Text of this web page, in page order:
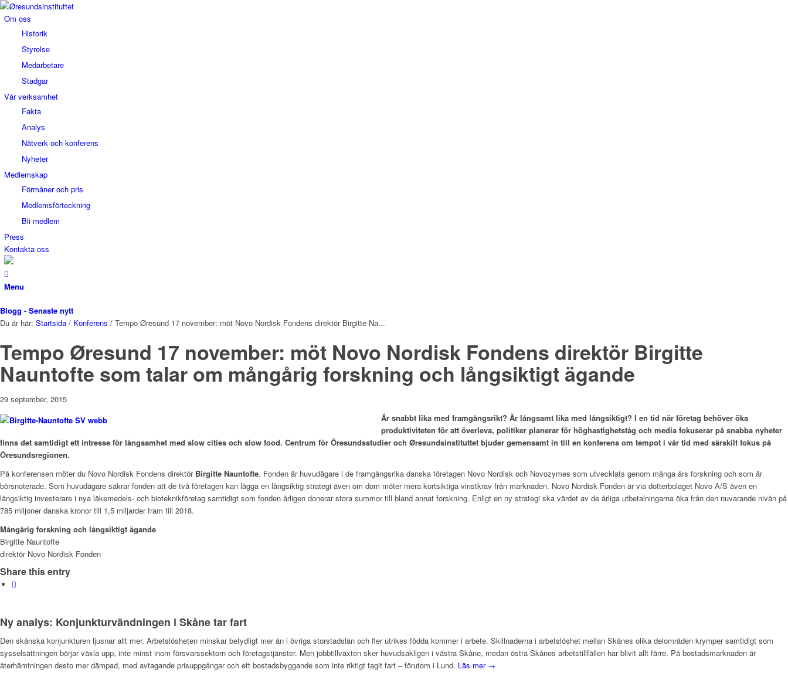
Om oss
Historik
Styrelse
Medarbetare
Stadgar
Vår verksamhet
Fakta
Analys
Nätverk och konferens
Nyheter
Medlemskap
Förmåner och pris
Medlemsförteckning
Bli medlem
Press
Kontakta oss
Menu
Blogg - Senaste nytt
Du är här: Startsida / Konferens / Tempo Øresund 17 november: möt Novo Nordisk Fondens direktör Birgitte Na...
Tempo Øresund 17 november: möt Novo Nordisk Fondens direktör Birgitte
Nauntofte som talar om mångårig forskning och långsiktigt ägande
29 september, 2015
Är snabbt lika med framgångsrikt? Är långsamt lika med långsiktigt? I en tid när företag behöver öka
produktiviteten för att överleva, politiker planerar för höghastighetståg och media fokuserar på snabba nyheter
finns det samtidigt ett intresse för långsamhet med slow cities och slow food. Centrum för Öresundsstudier och Øresundsinstituttet bjuder gemensamt in till en konferens om tempot i vår tid med särskilt fokus på
Öresundsregionen.
På konferensen möter du Novo Nordisk Fondens direktör Birgitte Nauntofte. Fonden är huvudägare i de framgångsrika danska företagen Novo Nordisk och Novozymes som utvecklats genom många års forskning och som är
börsnoterade. Som huvudägare säkrar fonden att de två företagen kan lägga en långsiktig strategi även om dom möter mera kortsiktiga vinstkrav från marknaden. Novo Nordisk Fonden är via dotterbolaget Novo A/S även en
långsiktig investerare i nya läkemedels- och bioteknikföretag samtidigt som fonden årligen donerar stora summor till bland annat forskning. Enligt en ny strategi ska värdet av de årliga utbetalningarna öka från den nuvarande nivån på
785 miljoner danska kronor till 1,5 miljarder fram till 2018.
Mångårig forskning och långsiktigt ägande
Birgitte Nauntofte
direktör Novo Nordisk Fonden
Share this entry
Ny analys: Konjunkturvändningen i Skåne tar fart
Den skånska konjunkturen ljusnar allt mer. Arbetslösheten minskar betydligt mer än i övriga storstadslän och fler utrikes födda kommer i arbete. Skillnaderna i arbetslöshet mellan Skånes olika delområden krymper samtidigt som
sysselsättningen börjar växla upp, inte minst inom försvarssektorn och företagstjänster. Men jobbtillväxten sker huvudsakligen i västra Skåne, medan östra Skånes arbetstillfällen har blivit allt färre. På bostadsmarknaden är
återhämtningen desto mer dämpad, med avtagande prisuppgångar och ett bostadsbyggande som inte riktigt tagit fart – förutom i Lund. Läs mer →